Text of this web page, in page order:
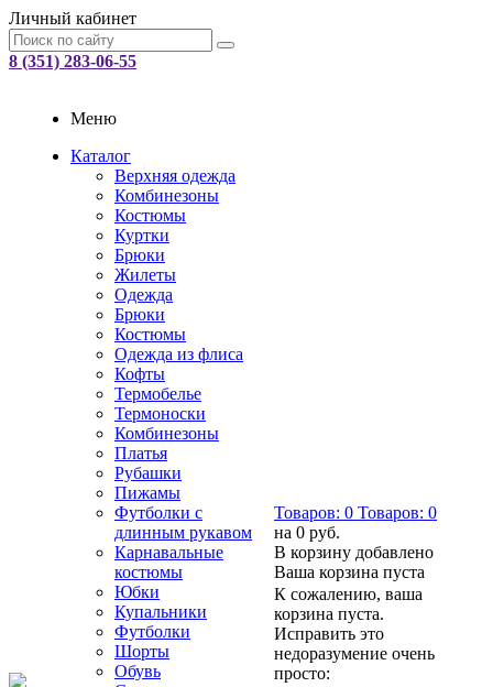
Личный кабинет
8 (351) 283-06-55
Меню
Каталог
Верхняя одежда
Комбинезоны
Костюмы
Куртки
Брюки
Жилеты
Одежда
Брюки
Костюмы
Одежда из флиса
Кофты
Термобелье
Термоноски
Комбинезоны
Платья
Рубашки
Пижамы
Футболки с
длинным рукавом
Карнавальные
костюмы
Юбки
Купальники
Футболки
Шорты
Обувь
Товаров: 0 Товаров: 0
на 0 руб.
В корзину добавлено
Ваша корзина пуста
К сожалению, ваша
корзина пуста.
Исправить это
недоразумение очень
просто: